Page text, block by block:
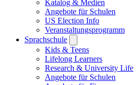
Katalog & Medien
Angebote für Schulen
US Election Info
Veranstaltungsprogramm
Sprachschule
submenu
Kids & Teens
Lifelong Learners
Research & University Life
Angebote für Schulen